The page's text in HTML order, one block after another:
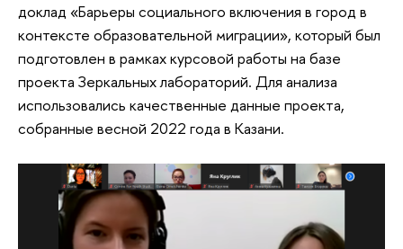
доклад «Барьеры социального включения в город в
контексте образовательной миграции», который был
подготовлен в рамках курсовой работы на базе
проекта Зеркальных лабораторий. Для анализа
использовались качественные данные проекта,
собранные весной 2022 года в Казани.